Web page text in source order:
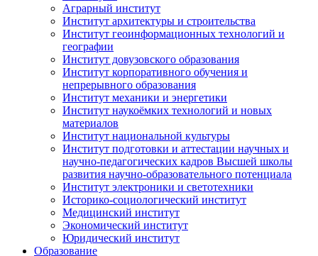
Аграрный институт
Институт архитектуры и строительства
Институт геоинформационных технологий и
географии
Институт довузовского образования
Институт корпоративного обучения и
непрерывного образования
Институт механики и энергетики
Институт наукоёмких технологий и новых
материалов
Институт национальной культуры
Институт подготовки и аттестации научных и
научно-педагогических кадров Высшей школы
развития научно-образовательного потенциала
Институт электроники и светотехники
Историко-социологический институт
Медицинский институт
Экономический институт
Юридический институт
Образование